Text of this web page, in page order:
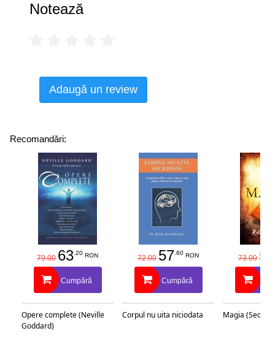
biochimică”;
Notează
Adaugă un review
Recomandări:
79.00 63.20 RON
Cumpără
Opere complete (Neville
Goddard)
72.00 57.60 RON
Cumpără
Corpul nu uita niciodata
73.00 58
Magia